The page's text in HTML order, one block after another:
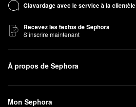
Clavardage avec le service à la clientèle
Recevez les textos de Sephora
S’inscrire maintenant
À propos de Sephora
Mon Sephora